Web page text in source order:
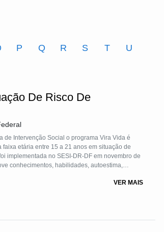
P Q R S T
U
De Risco De
de Intervenção Social o programa Vira Vida é
etária entre 15 a 21 anos em situação de
implementada no SESI-DR-DF em novembro de
além de capacitação profissional e
Qualidade de Vida e Empregabilidade. A parceria
VER MAIS